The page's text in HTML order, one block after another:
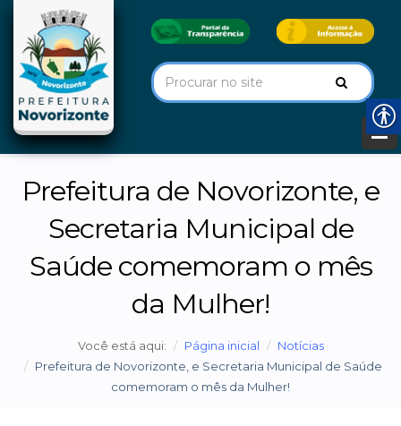
Prefeitura de Novorizonte, e
Secretaria Municipal de
Saúde comemoram o mês
da Mulher!
Você está aqui: Página inicial
Notícias
Prefeitura de Novorizonte, e Secretaria Municipal de Saúde
comemoram o mês da Mulher!